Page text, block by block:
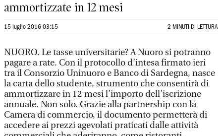
ammortizzate in 12 mesi
15 luglio 2016 03:15 2 MINUTI DI LETTURA
NUORO. Le tasse universitarie? A Nuoro si potranno
pagare a rate. Con il protocollo d’intesa firmato ieri
tra il Consorzio Uninuoro e Banco di Sardegna, nasce
la carta dello studente, strumento che consentirà di
ammortizzare in 12 mesi l’importo dell’iscrizione
annuale. Non solo. Grazie alla partnership con la
Camera di commercio, il documento permetterà di
accedere ai prezzi agevolati praticati dalle attività